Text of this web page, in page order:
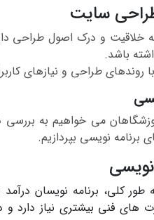
سایت
خلاقیت و درک اصول طراحی
باشد.
روندهای طراحی و نیازهای
می خواهیم به بررسی
برنامه نویسی بپردازیم.
نویسی
طور کلی، برنامه نویسان
های فنی بیشتری نیاز دارد